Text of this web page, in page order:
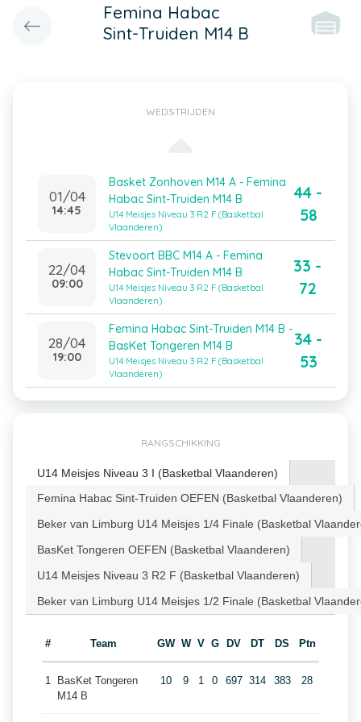
Femina Habac
Sint-Truiden M14 B
WEDSTRIJDEN
01/04
14:45
Basket Zonhoven M14 A - Femina
Habac Sint-Truiden M14 B
U14 Meisjes Niveau 3 R2 F (Basketbal
Vlaanderen)
44 -
58
22/04
09:00
Stevoort BBC M14 A - Femina
Habac Sint-Truiden M14 B
U14 Meisjes Niveau 3 R2 F (Basketbal
Vlaanderen)
33 -
72
28/04
19:00
Femina Habac Sint-Truiden M14 B -
BasKet Tongeren M14 B
U14 Meisjes Niveau 3 R2 F (Basketbal
Vlaanderen)
34 -
53
RANGSCHIKKING
U14 Meisjes Niveau 3 I (Basketbal Vlaanderen)
Femina Habac Sint-Truiden OEFEN (Basketbal Vlaanderen)
Beker van Limburg U14 Meisjes 1/4 Finale (Basketbal
BasKet Tongeren OEFEN (Basketbal Vlaanderen)
U14 Meisjes Niveau 3 R2 F (Basketbal Vlaanderen)
Beker van Limburg U14 Meisjes 1/2 Finale (Basketbal
# Team GW W V G DV DT DS Ptn
1
BasKet Tongeren
M14 B
10 9 1 0 697 314 383 28